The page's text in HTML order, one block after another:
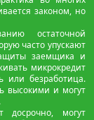
законом, но
остаточной
часто упускают
заемщика и
микрокредит
или безработица.
высокими и могут
досрочно, могут